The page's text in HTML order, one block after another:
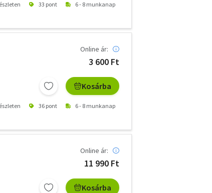
33 pont 6 - 8 munkanap
Online ár:
3 600 Ft
Kosárba
36 pont 6 - 8 munkanap
Online ár:
11 990 Ft
Kosárba